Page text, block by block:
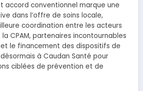
accord conventionnel marque une
dans l’offre de soins locale,
coordination entre les acteurs
la CPAM, partenaires incontournables
le financement des dispositifs de
à Caudan Santé pour
ciblées de prévention et de